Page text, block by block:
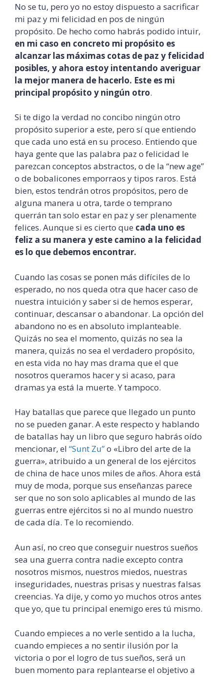
No se tu, pero yo no estoy dispuesto a sacrificar
mi paz y mi felicidad en pos de ningún
propósito. De hecho como habrás podido intuir,
en mi caso en concreto mi propósito es
alcanzar las máximas cotas de paz y felicidad
posibles, y ahora estoy intentando averiguar
la mejor manera de hacerlo. Este es mi
principal propósito y ningún otro.
Si te digo la verdad no concibo ningún otro
propósito superior a este, pero sí que entiendo
que cada uno está en su proceso. Entiendo que
haya gente que las palabra paz o felicidad le
parezcan conceptos abstractos, o de la “newage”
o de bobalicones emporraos y tipos raros. Está
bien, estos tendrán otros propósitos, pero de
alguna manera u otra, tarde o temprano
querrán tan solo estar en paz y ser plenamente
felices. Aunque si es cierto que cada uno es
feliz a su manera y este camino a la felicidad
es lo que debemos encontrar.
Cuando las cosas se ponen más difíciles de lo
esperado, no nos queda otra que hacer caso de
nuestra intuición y saber si de hemos esperar,
continuar, descansar o abandonar. La opción del
abandono no es en absoluto implanteable.
Quizás no sea el momento, quizás no sea la
manera, quizás no sea el verdadero propósito,
en esta vida no hay mas drama que el que
nosotros queramos hacer y si acaso, para
dramas ya está la muerte. Y tampoco.
Hay batallas que parece que llegado un punto
no se pueden ganar. A este respecto y hablando
de batallas hay un libro que seguro habrás oído
mencionar, el “Sunt Zu”o «Libro del arte de la
guerra», atribuido a un general de los ejércitos
de china de hace unos miles de años. Ahora está
muy de moda, porque sus enseñanzas parece
ser que no son solo aplicables al mundo de las
guerras entre ejércitos si no al mundo nuestro
de cada día. Te lo recomiendo.
Aun así, no creo que conseguir nuestros sueños
sea una guerra contra nadie excepto contra
nosotros mismos, nuestros miedos, nuestras
inseguridades, nuestras prisas y nuestras falsas
creencias. Ya dije, y como yo muchos otros antes
que yo, que tu principal enemigo eres tú mismo.
Cuando empieces a no verle sentido a la lucha,
cuando empieces a no sentir ilusión por la
victoria o por el logro de tus sueños, será un
buen momento para replantearse el objetivo a